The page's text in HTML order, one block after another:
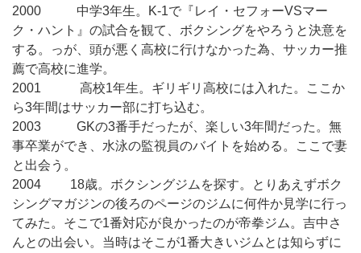
2000 中学3年生。K-1で『レイ・セフォーVSマー
ク・ハント』の試合を観て、ボクシングをやろうと決意を
する。っが、頭が悪く高校に行けなかった為、サッカー推
薦で高校に進学。
2001 高校1年生。ギリギリ高校には入れた。ここか
ら3年間はサッカー部に打ち込む。
2003 GKの3番手だったが、楽しい3年間だった。無
事卒業ができ、水泳の監視員のバイトを始める。ここで妻
と出会う。
2004 18歳。ボクシングジムを探す。とりあえずボク
シングマガジンの後ろのページのジムに何件か見学に行っ
てみた。そこで1番対応が良かったのが帝拳ジム。吉中さ
んとの出会い。当時はそこが1番大きいジムとは知らずに